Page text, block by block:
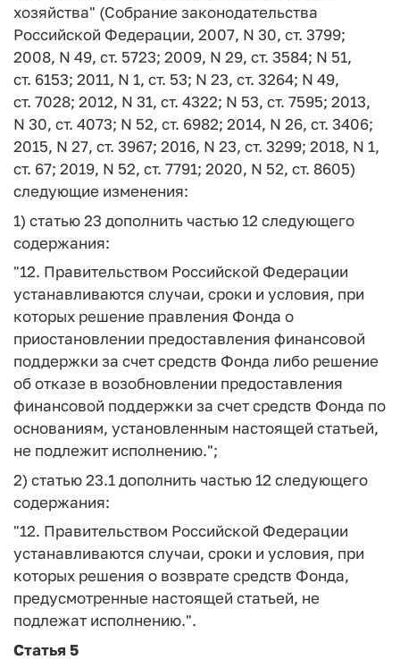
хозяйства" (Собрание законодательства
Российской Федерации, 2007, N 30, ст. 3799;
2008, N 49, ст. 5723; 2009, N 29, ст. 3584; N 51,
ст. 6153; 2011, N 1, ст. 53; N 23, ст. 3264; N 49,
ст. 7028; 2012, N 31, ст. 4322; N 53, ст. 7595; 2013,
N 30, ст. 4073; N 52, ст. 6982; 2014, N 26, ст. 3406;
2015, N 27, ст. 3967; 2016, N 23, ст. 3299; 2018, N 1,
ст. 67; 2019, N 52, ст. 7791; 2020, N 52, ст. 8605)
следующие изменения:
1) статью 23 дополнить частью 12 следующего
содержания:
"12. Правительством Российской Федерации
устанавливаются случаи, сроки и условия, при
которых решение правления Фонда о
приостановлении предоставления финансовой
поддержки за счет средств Фонда либо решение
об отказе в возобновлении предоставления
финансовой поддержки за счет средств Фонда по
основаниям, установленным настоящей статьей,
не подлежит исполнению.";
2) статью 23.1 дополнить частью 12 следующего
содержания:
"12. Правительством Российской Федерации
устанавливаются случаи, сроки и условия, при
которых решения о возврате средств Фонда,
предусмотренные настоящей статьей, не
подлежат исполнению.".
Статья 5